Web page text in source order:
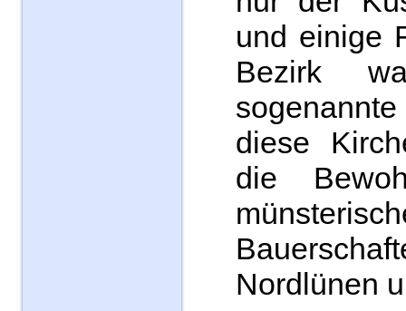
und einige
Bezirk
diese
die
Nordlünen